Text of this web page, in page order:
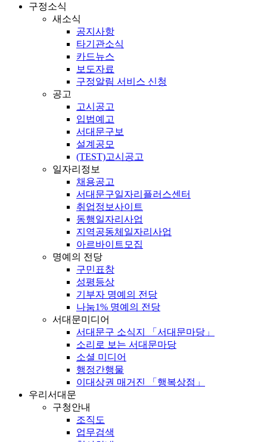
구정소식
새소식
공지사항
타기관소식
카드뉴스
보도자료
구정알림 서비스 신청
공고
고시공고
입법예고
서대문구보
설계공모
(TEST)고시공고
일자리정보
채용공고
서대문구일자리플러스센터
취업정보사이트
동행일자리사업
지역공동체일자리사업
아르바이트모집
명예의 전당
구민표창
성평등상
기부자 명예의 전당
나눔1% 명예의 전당
서대문미디어
서대문구 소식지 「서대문마당」
소리로 보는 서대문마당
소셜 미디어
행정간행물
이대상권 매거진 「행복상점」
우리서대문
구청안내
조직도
업무검색